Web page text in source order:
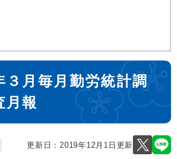
３月毎月勤労統計調
月報
更新日：2019年12月1日更新